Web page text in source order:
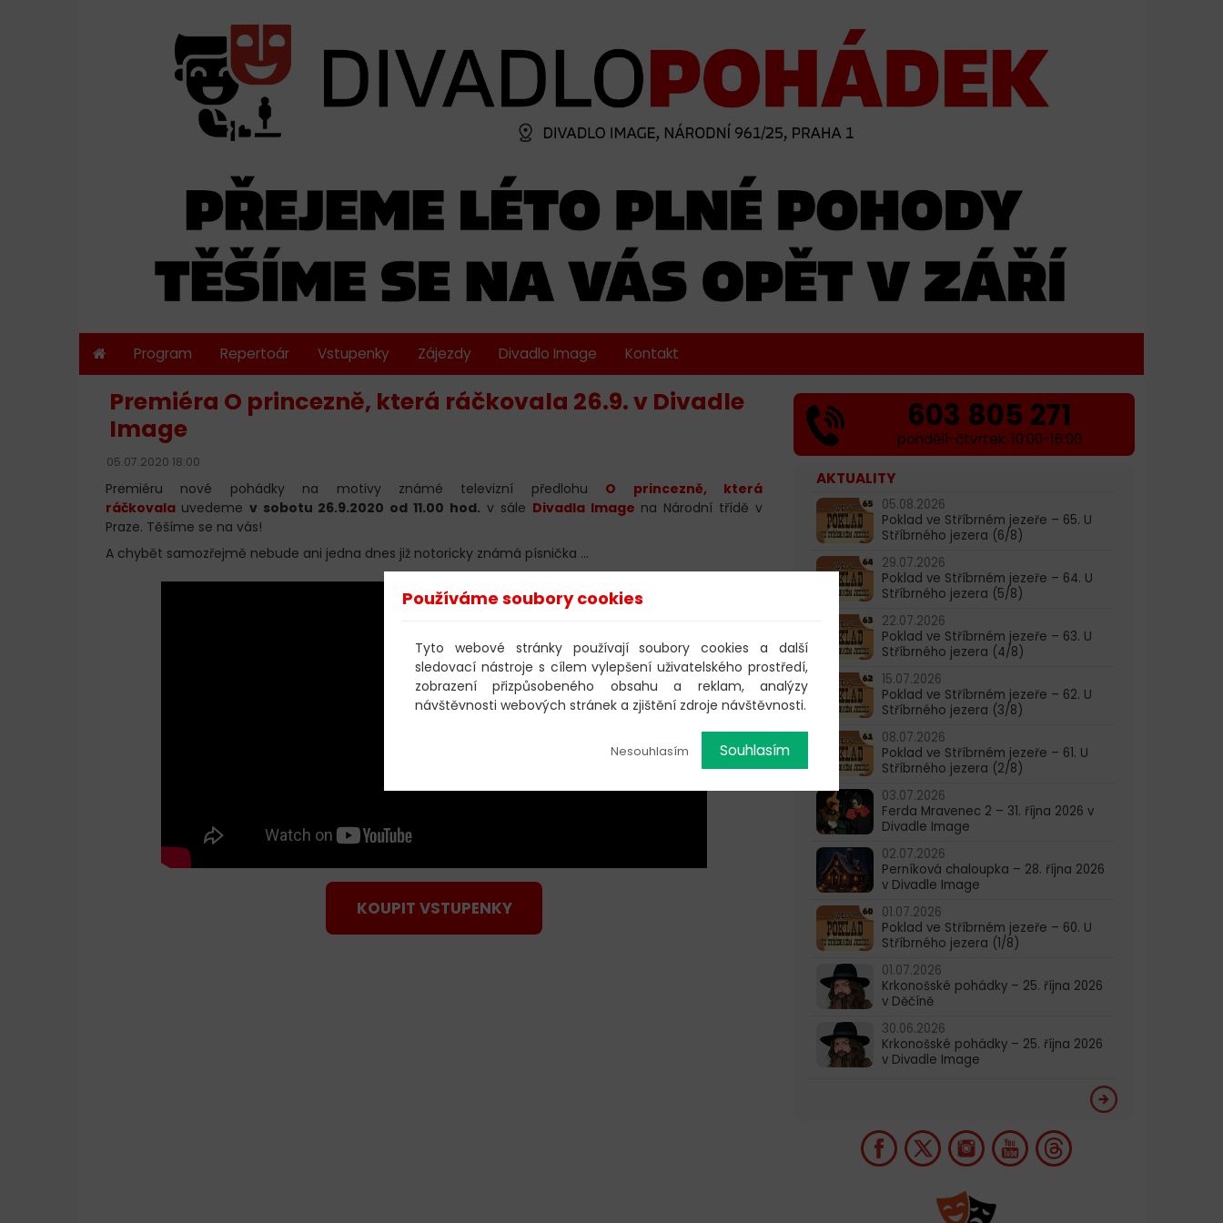
Program Repertoár Vstupenky Zájezdy Divadlo Image Kontakt
Premiéra O princezně, která ráčkovala 26.9. v Divadle
Image
05.07.2020 18:00
Premiéru nové pohádky na motivy známé televizní předlohu O princezně, která
ráčkovala uvedeme v sobotu 26.9.2020 od 11.00 hod. v sále Divadla Image na Národní třídě v
Praze. Těšíme se na vás!
A chybět samozřejmě nebude ani jedna dnes již notoricky známá písnička ...
KOUPIT VSTUPENKY
603 805 271
pondělí-čtvrtek: 10:00-16:00
AKTUALITY
05.08.2026
Poklad ve Stříbrném jezeře – 65. U
Stříbrného jezera (6/8)
29.07.2026
Poklad ve Stříbrném jezeře – 64. U
Stříbrného jezera (5/8)
22.07.2026
Poklad ve Stříbrném jezeře – 63. U
Stříbrného jezera (4/8)
15.07.2026
Poklad ve Stříbrném jezeře – 62. U
Stříbrného jezera (3/8)
08.07.2026
Poklad ve Stříbrném jezeře – 61. U
Stříbrného jezera (2/8)
03.07.2026
Ferda Mravenec 2 – 31. října 2026 v
Divadle Image
02.07.2026
Perníková chaloupka – 28. října 2026
v Divadle Image
01.07.2026
Poklad ve Stříbrném jezeře – 60. U
Stříbrného jezera (1/8)
01.07.2026
Krkonošské pohádky – 25. října 2026
v Děčíně
30.06.2026
Krkonošské pohádky – 25. října 2026
v Divadle Image
Používáme soubory cookies
Tyto webové stránky používají soubory cookies a další
sledovací nástroje s cílem vylepšení uživatelského prostředí,
zobrazení přizpůsobeného obsahu a reklam, analýzy
návštěvnosti webových stránek a zjištění zdroje návštěvnosti.
Nesouhlasím Souhlasím